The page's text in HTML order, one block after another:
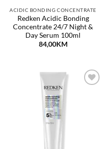
ACIDIC BONDING CONCENTRATE
Redken Acidic Bonding
Concentrate 24/7 Night &
Day Serum 100ml
84,00KM